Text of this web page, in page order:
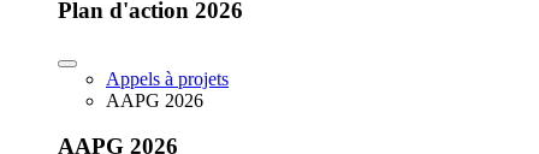
Plan d'action 2026
Appels à projets
AAPG 2026
AAPG 2026